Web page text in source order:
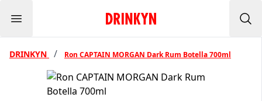
Menu Inicio Drinkyn
DRINKYN / Ron CAPTAIN MORGAN Dark Rum Botella 700ml